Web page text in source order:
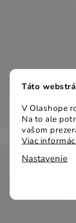
Táto
V Olashope
Na to ale
vašom
Viac
Nastavenie